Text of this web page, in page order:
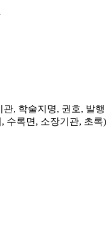
, 학술지명, 권호, 발행
수록면, 소장기관, 초록)